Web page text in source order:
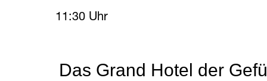
Das Grand Hotel der
Friday, 16 April 2027
11:30 Uhr